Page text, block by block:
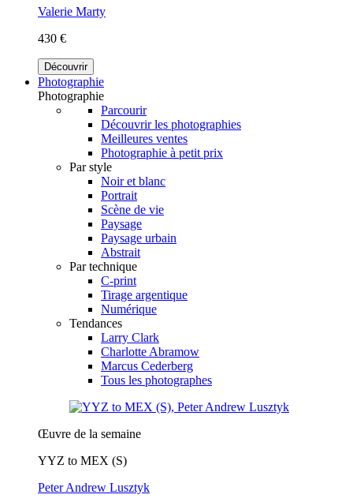
Valerie Marty
430 €
Découvrir
Photographie
Photographie
Parcourir
Découvrir les photographies
Meilleures ventes
Photographie à petit prix
Par style
Noir et blanc
Portrait
Scène de vie
Paysage
Paysage urbain
Abstrait
Par technique
C-print
Tirage argentique
Numérique
Tendances
Larry Clark
Charlotte Abramow
Marcus Cederberg
Tous les photographes
Œuvre de la semaine
YYZ to MEX (S)
Peter Andrew Lusztyk